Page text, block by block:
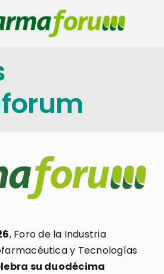
, Foro de la Industria
y Tecnologías
su duodécima